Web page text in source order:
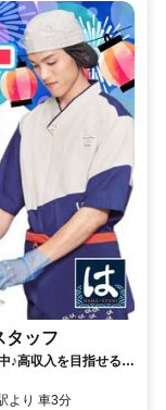
タッフ
♪高収入を目指せる環
より 車3分